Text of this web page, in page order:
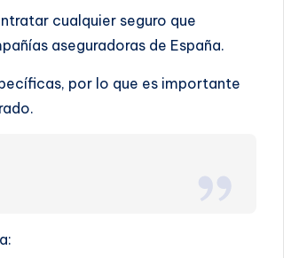
cualquier seguro que
aseguradoras de España.
por lo que es importante